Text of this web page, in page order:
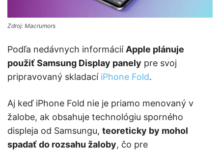
Zdroj: Macrumors
Podľa nedávnych informácií Apple plánuje
použiť Samsung Display panely pre svoj
pripravovaný skladací iPhone Fold.
Aj keď iPhone Fold nie je priamo menovaný v
žalobe, ak obsahuje technológiu sporného
displeja od Samsungu, teoreticky by mohol
spadať do rozsahu žaloby, čo pre